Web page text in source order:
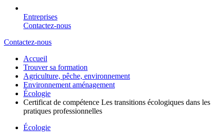
Entreprises
Contactez-nous
Contactez-nous
Accueil
Trouver sa formation
Agriculture, pêche, environnement
Environnement aménagement
Écologie
Certificat de compétence Les transitions écologiques dans les
pratiques professionnelles
Écologie